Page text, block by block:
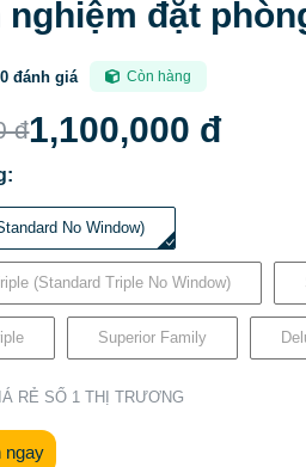
nghiệm đặt
0 đánh giá Còn hàng
đ1,100,000 đ
No Window)
(Standard Triple No Window)
Superior Family
RẺ SỐ 1 THỊ TRƯƠNG
ngay